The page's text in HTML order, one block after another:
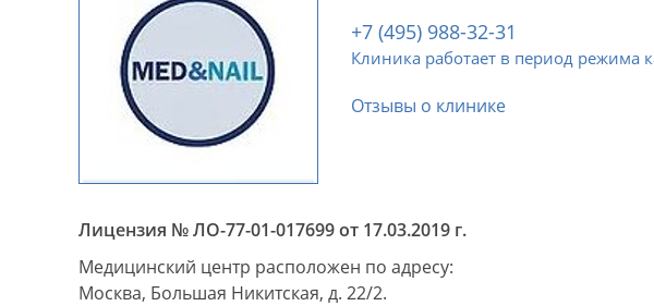
+7 (495) 988-32-31
Клиника работает в период режима
Отзывы о клинике
Лицензия № ЛО-77-01-017699 от 17.03.2019 г.
Медицинский центр расположен по адресу:
Москва, Большая Никитская, д. 22/2.